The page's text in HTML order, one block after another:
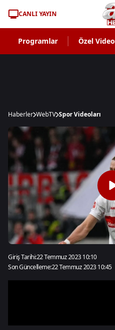
CANLI YAYIN
Programlar Özel Video
Haberler WebTV Spor Videoları
Giriş Tarihi:22 Temmuz 2023 10:10
Son Güncelleme:22 Temmuz 2023 10:45